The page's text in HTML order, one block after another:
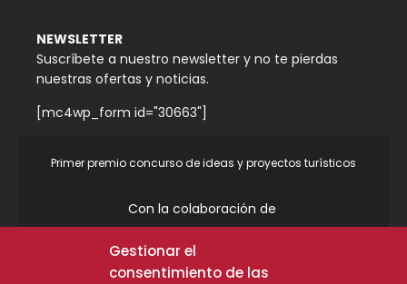
Gestionar el
consentimiento de las
NEWSLETTER
Suscríbete a nuestro newsletter y no te pierdas
nuestras ofertas y noticias.
[mc4wp_form id="30663"]
Primer premio concurso de ideas y proyectos turísticos
Con la colaboración de
Colaboraciones